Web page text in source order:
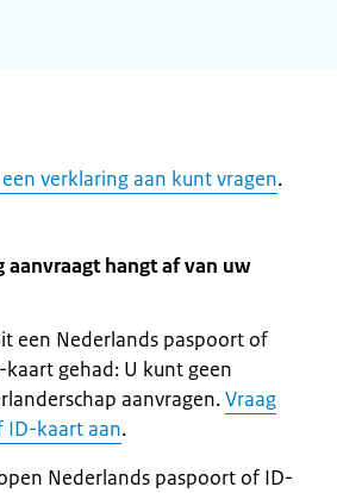
verklaring aan kunt vragen.
aanvraagt hangt af van uw
een Nederlands paspoort of
gehad: U kunt geen
aanvragen.Vraag
ID-kaart aan.
Nederlands paspoort of ID-